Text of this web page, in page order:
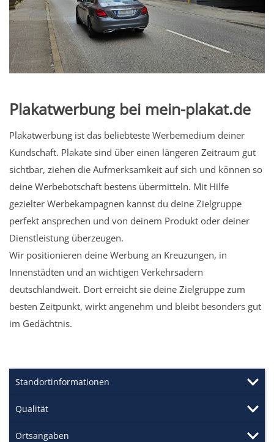
Plakatwerbung bei mein-plakat.de
Plakatwerbung ist das beliebteste Werbemedium deiner
Kundschaft. Plakate sind über einen längeren Zeitraum gut
sichtbar, ziehen die Aufmerksamkeit auf sich und können so
deine Werbebotschaft bestens übermitteln. Mit Hilfe
gezielter Werbekampagnen kannst du deine Zielgruppe
perfekt ansprechen und von deinem Produkt oder deiner
Dienstleistung überzeugen.
Wir positionieren deine Werbung an Kreuzungen, in
Innenstädten und an wichtigen Verkehrsadern
deutschlandweit. Dort erreicht sie deine Zielgruppe zum
besten Zeitpunkt, wirkt angenehm und bleibt besonders gut
im Gedächtnis.
Standortinformationen
Qualität
Ortsangaben